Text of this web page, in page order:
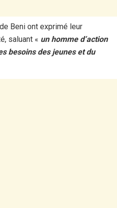
Beni ont exprimé leur
saluant « un homme d’action
besoins des jeunes et du